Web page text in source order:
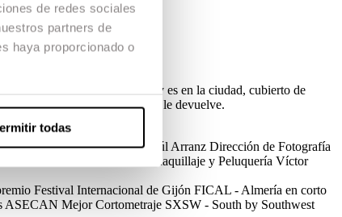
de redes sociales
partners de
haya proporcionado o
todas
Ángeles y su novia Rahma y es en la ciudad, cubierto de
imagen que el espejo le devuelve.
Ariadna Terribas, Raúl Arranz Dirección de Fotografía
Maquillaje y Peluquería Víctor
Festival Internacional de Gijón FICAL - Almería en corto
ASECAN Mejor Cortometraje SXSW - South by Southwest